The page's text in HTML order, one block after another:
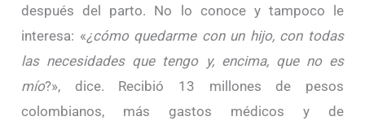
después del parto. No lo conoce y tampoco le
interesa: «¿cómo quedarme con un hijo, con todas
las necesidades que tengo y, encima, que no es
mío?», dice. Recibió 13 millones de pesos
colombianos, más gastos médicos y de